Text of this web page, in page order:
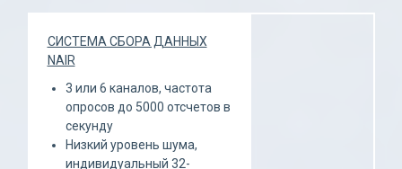
СИСТЕМА СБОРА ДАННЫХ
NAIR
3 или 6 каналов, частота
опросов до 5000 отсчетов в
секунду
Низкий уровень шума,
индивидуальный 32-